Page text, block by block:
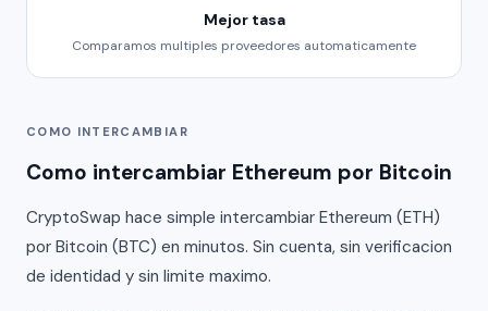
Mejor tasa
Comparamos multiples proveedores automaticamente
COMO INTERCAMBIAR
Como intercambiar Ethereum por Bitcoin
CryptoSwap hace simple intercambiar Ethereum (ETH)
por Bitcoin (BTC) en minutos. Sin cuenta, sin verificacion
de identidad y sin limite maximo.